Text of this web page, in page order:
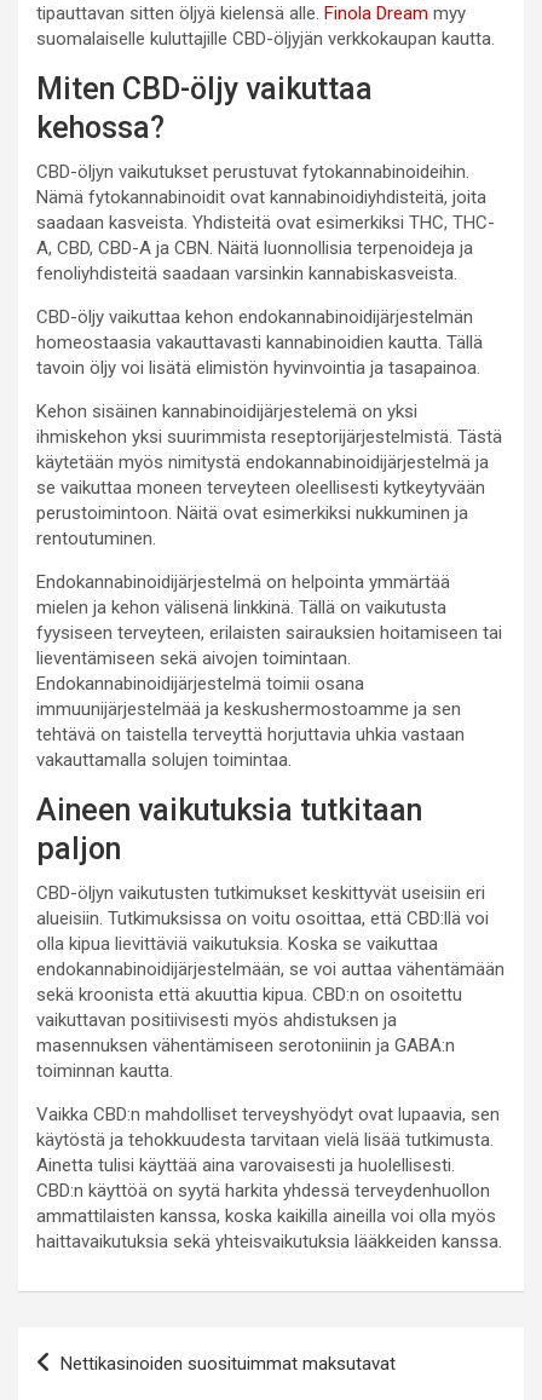
tipauttavan sitten öljyä kielensä alle. Finola Dream myy
suomalaiselle kuluttajille CBD-öljyjän verkkokaupan kautta.
Miten CBD-öljy vaikuttaa
kehossa?
CBD-öljyn vaikutukset perustuvat fytokannabinoideihin.
Nämä fytokannabinoidit ovat kannabinoidiyhdisteitä, joita
saadaan kasveista. Yhdisteitä ovat esimerkiksi THC, THC-
A, CBD, CBD-A ja CBN. Näitä luonnollisia terpenoideja ja
fenoliyhdisteitä saadaan varsinkin kannabiskasveista.
CBD-öljy vaikuttaa kehon endokannabinoidijärjestelmän
homeostaasia vakauttavasti kannabinoidien kautta. Tällä
tavoin öljy voi lisätä elimistön hyvinvointia ja tasapainoa.
Kehon sisäinen kannabinoidijärjestelemä on yksi
ihmiskehon yksi suurimmista reseptorijärjestelmistä. Tästä
käytetään myös nimitystä endokannabinoidijärjestelmä ja
se vaikuttaa moneen terveyteen oleellisesti kytkeytyvään
perustoimintoon. Näitä ovat esimerkiksi nukkuminen ja
rentoutuminen.
Endokannabinoidijärjestelmä on helpointa ymmärtää
mielen ja kehon välisenä linkkinä. Tällä on vaikutusta
fyysiseen terveyteen, erilaisten sairauksien hoitamiseen tai
lieventämiseen sekä aivojen toimintaan.
Endokannabinoidijärjestelmä toimii osana
immuunijärjestelmää ja keskushermostoamme ja sen
tehtävä on taistella terveyttä horjuttavia uhkia vastaan
vakauttamalla solujen toimintaa.
Aineen vaikutuksia tutkitaan
paljon
CBD-öljyn vaikutusten tutkimukset keskittyvät useisiin eri
alueisiin. Tutkimuksissa on voitu osoittaa, että CBD:llä voi
olla kipua lievittäviä vaikutuksia. Koska se vaikuttaa
endokannabinoidijärjestelmään, se voi auttaa vähentämään
sekä kroonista että akuuttia kipua. CBD:n on osoitettu
vaikuttavan positiivisesti myös ahdistuksen ja
masennuksen vähentämiseen serotoniinin ja GABA:n
toiminnan kautta.
Vaikka CBD:n mahdolliset terveyshyödyt ovat lupaavia, sen
käytöstä ja tehokkuudesta tarvitaan vielä lisää tutkimusta.
Ainetta tulisi käyttää aina varovaisesti ja huolellisesti.
CBD:n käyttöä on syytä harkita yhdessä terveydenhuollon
ammattilaisten kanssa, koska kaikilla aineilla voi olla myös
haittavaikutuksia sekä yhteisvaikutuksia lääkkeiden kanssa.
Artikkelien
Nettikasinoiden suosituimmat maksutavat